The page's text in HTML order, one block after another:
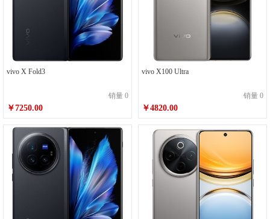
vivo X Fold3
销量 0
￥7250.00
vivo X100 Ultra
销量 0
￥4820.00